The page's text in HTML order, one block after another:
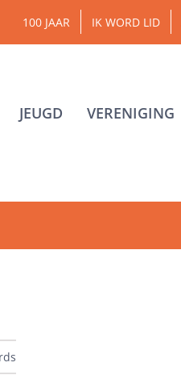
100 JAAR IK WORD LID
JEUGD VERENIGING